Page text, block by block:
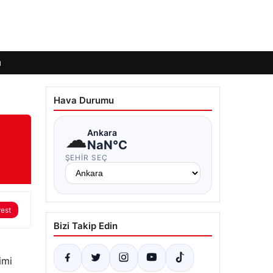
Hava Durumu
☁Ankara
NaN°C
ŞEHIR SEÇ
Bizi Takip Edin